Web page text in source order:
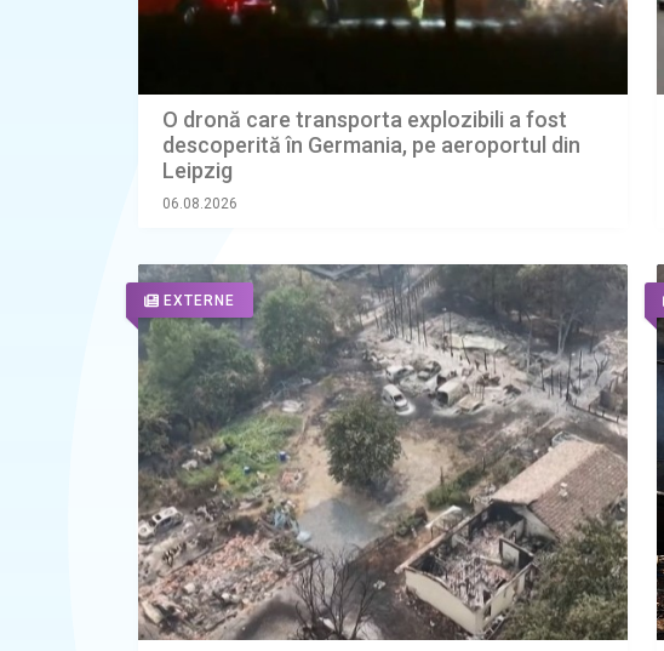
O dronă care transporta explozibili a fost
descoperită în Germania, pe aeroportul din
Leipzig
06.08.2026
EXTERNE